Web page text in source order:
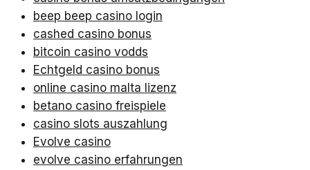
beep beep casino login
cashed casino bonus
bitcoin casino vodds
Echtgeld casino bonus
online casino malta lizenz
betano casino freispiele
casino slots auszahlung
Evolve casino
evolve casino erfahrungen